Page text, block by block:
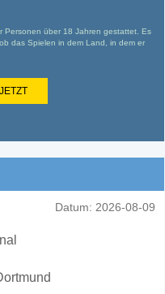
Personen über 18 Jahren gestattet. Es
das Spielen in dem Land, in dem er
Datum: 2026-08-09